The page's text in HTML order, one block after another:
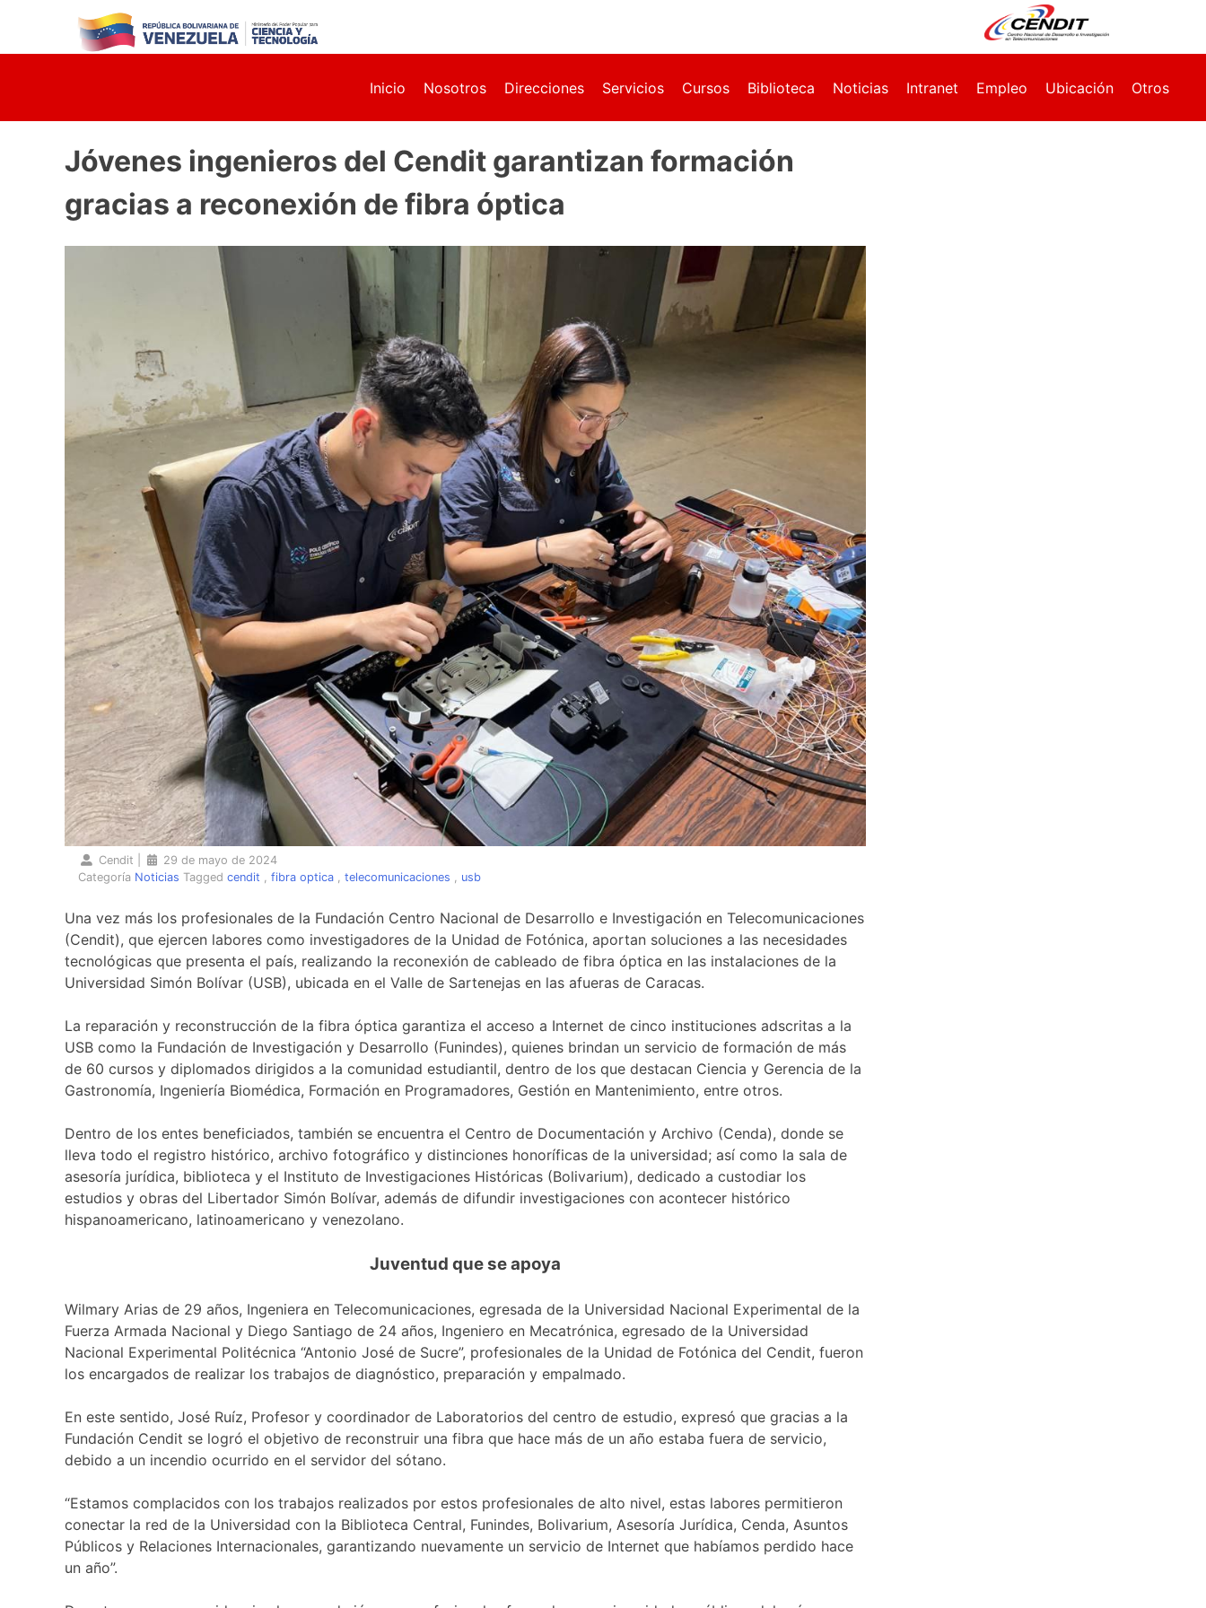
content
Inicio
Nosotros Direcciones Servicios Cursos Biblioteca Noticias Intranet Empleo Ubicación Otros
Jóvenes ingenieros del Cendit garantizan formación
gracias a reconexión de fibra óptica
Cendit
29 de mayo de 2024
Categoría Noticias Taggedcendit ,fibra optica ,telecomunicaciones , usb
Una vez más los profesionales de la Fundación Centro Nacional de Desarrollo e Investigación en Telecomunicaciones
(Cendit), que ejercen labores como investigadores de la Unidad de Fotónica, aportan soluciones a las necesidades
tecnológicas que presenta el país, realizando la reconexión de cableado de fibra óptica en las instalaciones de la
Universidad Simón Bolívar (USB), ubicada en el Valle de Sartenejas en las afueras de Caracas.
La reparación y reconstrucción de la fibra óptica garantiza el acceso a Internet de cinco instituciones adscritas a la
USB como la Fundación de Investigación y Desarrollo (Funindes), quienes brindan un servicio de formación de más
de 60 cursos y diplomados dirigidos a la comunidad estudiantil, dentro de los que destacan Ciencia y Gerencia de la
Gastronomía, Ingeniería Biomédica, Formación en Programadores, Gestión en Mantenimiento, entre otros.
Dentro de los entes beneficiados, también se encuentra el Centro de Documentación y Archivo (Cenda), donde se
lleva todo el registro histórico, archivo fotográfico y distinciones honoríficas de la universidad; así como la sala de
asesoría jurídica, biblioteca y el Instituto de Investigaciones Históricas (Bolivarium), dedicado a custodiar los
estudios y obras del Libertador Simón Bolívar, además de difundir investigaciones con acontecer histórico
hispanoamericano, latinoamericano y venezolano.
Juventud que se apoya
Wilmary Arias de 29 años, Ingeniera en Telecomunicaciones, egresada de la Universidad Nacional Experimental de la
Fuerza Armada Nacional y Diego Santiago de 24 años, Ingeniero en Mecatrónica, egresado de la Universidad
Nacional Experimental Politécnica “Antonio José de Sucre”, profesionales de la Unidad de Fotónica del Cendit, fueron
los encargados de realizar los trabajos de diagnóstico, preparación y empalmado.
En este sentido, José Ruíz, Profesor y coordinador de Laboratorios del centro de estudio, expresó que gracias a la
Fundación Cendit se logró el objetivo de reconstruir una fibra que hace más de un año estaba fuera de servicio,
debido a un incendio ocurrido en el servidor del sótano.
“Estamos complacidos con los trabajos realizados por estos profesionales de alto nivel, estas labores permitieron
conectar la red de la Universidad con la Biblioteca Central, Funindes, Bolivarium, Asesoría Jurídica, Cenda, Asuntos
Públicos y Relaciones Internacionales, garantizando nuevamente un servicio de Internet que habíamos perdido hace
un año”.